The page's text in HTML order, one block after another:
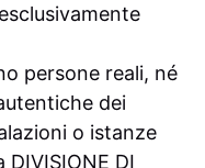
persone reali, né
dei
o istanze
DIVISIONE DI